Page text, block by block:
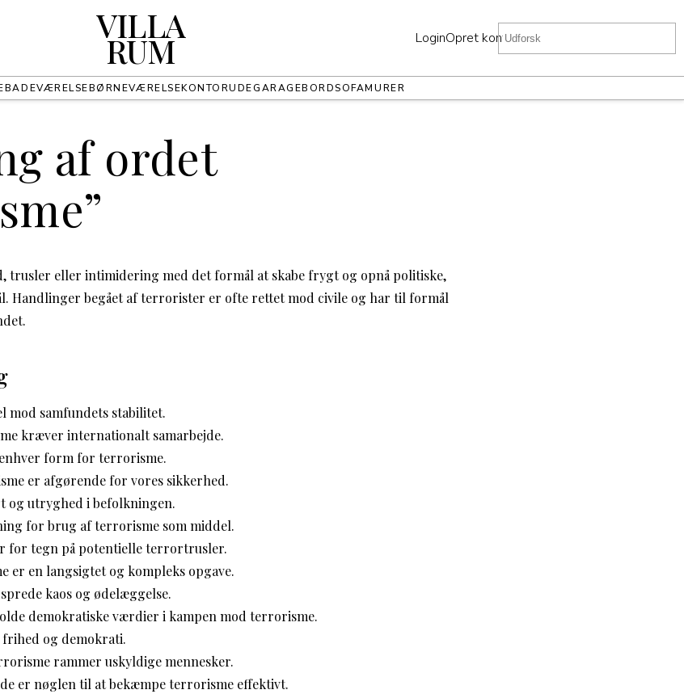
VILLA
RUM LoginOpret konto
BADEVÆRELSEBØRNEVÆRELSEKONTORUDEGARAGEBORDSOFAMURER
af ordet
trusler eller intimidering med det formål at skabe frygt og opnå politiske,
Handlinger begået af terrorister er ofte rettet mod civile og har til formål
mod samfundets stabilitet.
kræver internationalt samarbejde.
enhver form for terrorisme.
er afgørende for vores sikkerhed.
og utryghed i befolkningen.
for brug af terrorisme som middel.
for tegn på potentielle terrortrusler.
er en langsigtet og kompleks opgave.
kaos og ødelæggelse.
demokratiske værdier i kampen mod terrorisme.
og demokrati.
rammer uskyldige mennesker.
er nøglen til at bekæmpe terrorisme effektivt.